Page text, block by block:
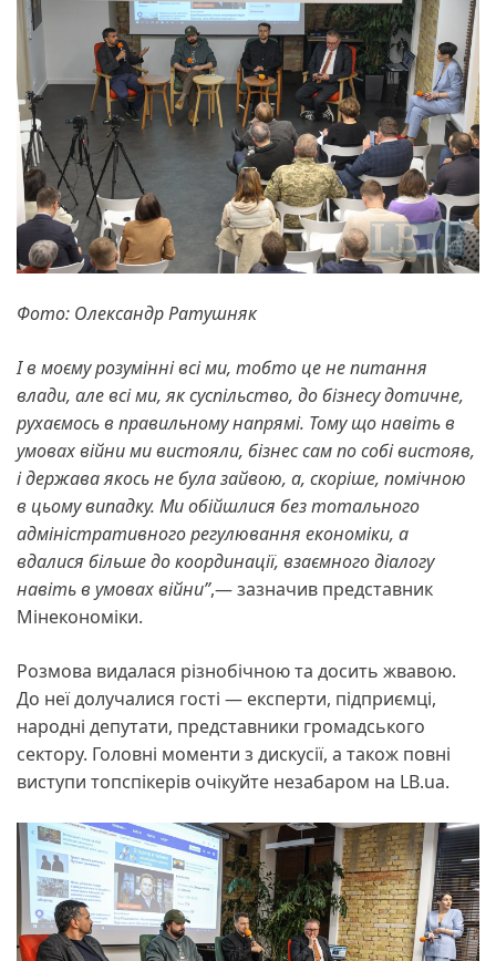
Фото: Олександр Ратушняк
І в моєму розумінні всі ми, тобто це не питання
влади, але всі ми, як суспільство, до бізнесу дотичне,
рухаємось в правильному напрямі. Тому що навіть в
умовах війни ми вистояли, бізнес сам по собі вистояв,
і держава якось не була зайвою, а, скоріше, помічною
в цьому випадку. Ми обійшлися без тотального
адміністративного регулювання економіки, а
вдалися більше до координації, взаємного діалогу
навіть в умовах війни”,— зазначив представник
Мінекономіки.
Розмова видалася різнобічною та досить жвавою.
До неї долучалися гості — експерти, підприємці,
народні депутати, представники громадського
сектору. Головні моменти з дискусії, а також повні
виступи топспікерів очікуйте незабаром на LB.ua.